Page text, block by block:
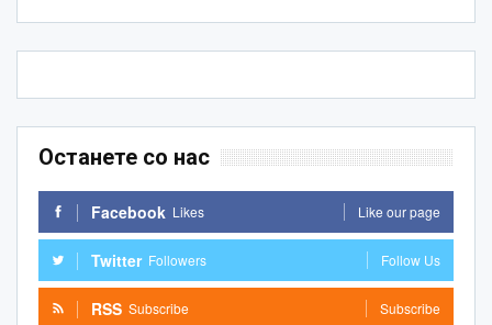
Останете со нас
Facebook Likes Like our page
Twitter Followers Follow Us
RSS Subscribe Subscribe